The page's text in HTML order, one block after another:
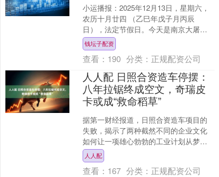
小运播报：2025年12月13日，星期六，
农历十月廿四 （乙巳年戊子月丙辰
日），法定节假日。今天是南京大屠杀
死难者国家公祭日。反对侵略战争、捍
卫人类尊严、维护世....
钱坛子配资
查看： 190 分类： 正规配资公司
人人配 日照合资造车停摆：
八年拉锯终成空文，奇瑞皮
卡或成“救命稻草”
据第一财经报道，日照合资造车项目的
失败，揭示了两种截然不同的企业文化
如何让一项雄心勃勃的工业计划从梦想
变为烂尾。而随着奇瑞皮卡的入驻，日
照高新区的“造车梦”或许....
人人配
查看： 167 分类： 正规配资公司